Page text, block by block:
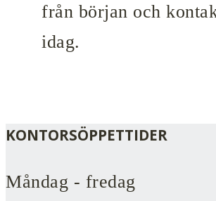
från början och
idag.
KONTORSÖPPETTIDER
Måndag - fredag